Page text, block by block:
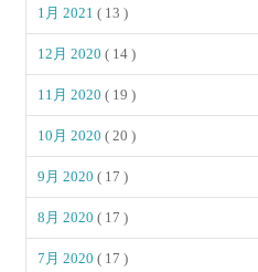
1月 2021( 13 )
12月 2020( 14 )
11月 2020( 19 )
10月 2020( 20 )
9月 2020( 17 )
8月 2020( 17 )
7月 2020( 17 )